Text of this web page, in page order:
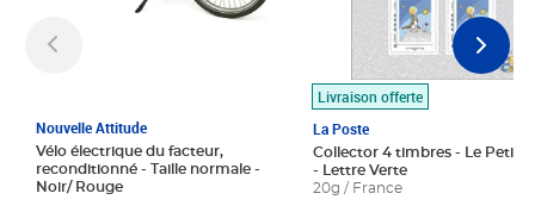
Nouvelle Attitude
Vélo électrique du facteur,
reconditionné - Taille normale -
Noir/ Rouge
Livraison offerte
La Poste
Collector 4 timbres - Le Petit
- Lettre Verte
20g / France